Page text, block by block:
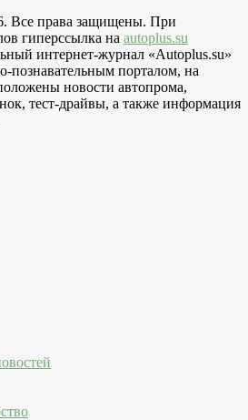
Все права защищены. При
гиперссылка на autoplus.su
интернет-журнал «Autoplus.su»
познавательным порталом, на
новости автопрома,
тест-драйвы, а также информация